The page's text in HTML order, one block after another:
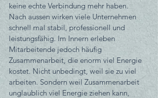
keine echte Verbindung mehr haben.
Nach aussen wirken viele Unternehmen
schnell mal stabil, professionell und
leistungsfähig. Im Innern erleben
Mitarbeitende jedoch häufig
Zusammenarbeit, die enorm viel Energie
kostet. Nicht unbedingt, weil sie zu viel
arbeiten. Sondern weil Zusammenarbeit
unglaublich viel Energie ziehen kann,